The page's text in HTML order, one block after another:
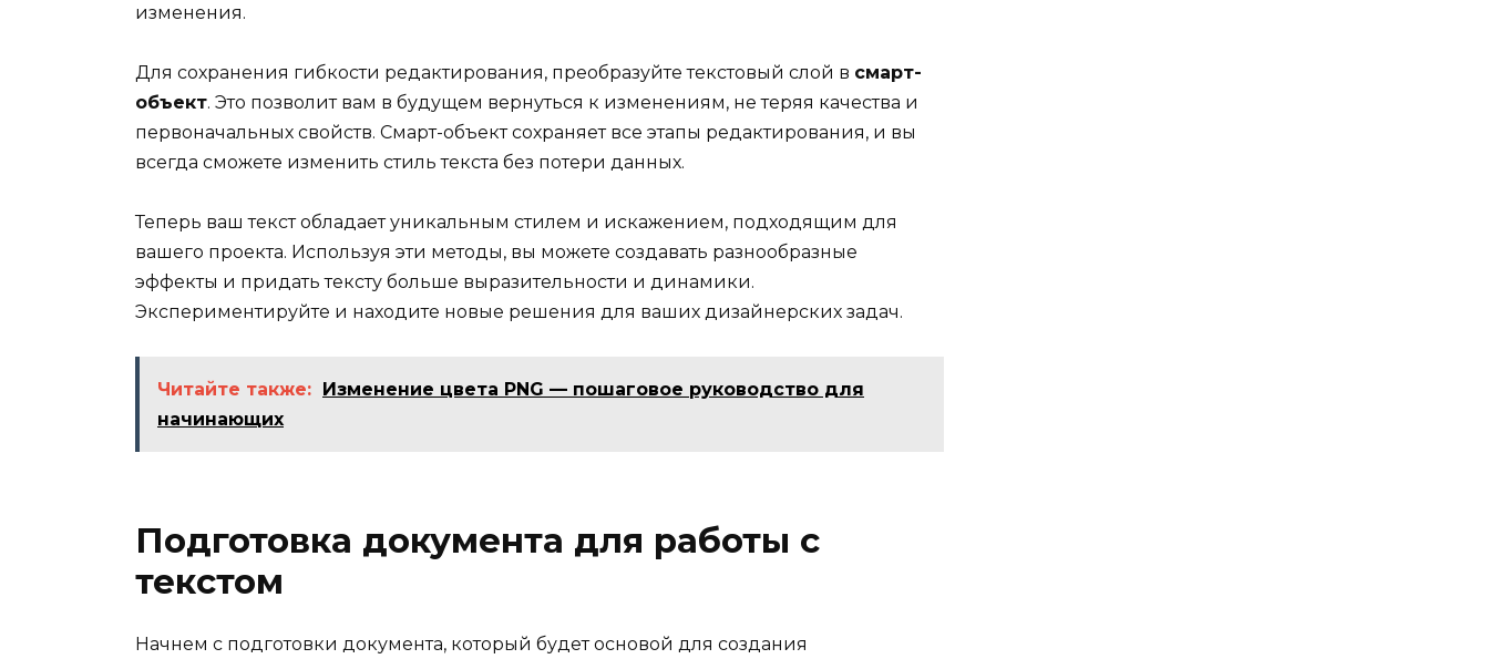
изменения.
Для сохранения гибкости редактирования, преобразуйте текстовый слой в смарт-
объект. Это позволит вам в будущем вернуться к изменениям, не теряя качества и
первоначальных свойств. Смарт-объект сохраняет все этапы редактирования, и вы
всегда сможете изменить стиль текста без потери данных.
Теперь ваш текст обладает уникальным стилем и искажением, подходящим для
вашего проекта. Используя эти методы, вы можете создавать разнообразные
эффекты и придать тексту больше выразительности и динамики.
Экспериментируйте и находите новые решения для ваших дизайнерских задач.
Читайте также:
Изменение цвета PNG — пошаговое руководство для
начинающих
Подготовка документа для работы с
текстом
Начнем с подготовки документа, который будет основой для создания